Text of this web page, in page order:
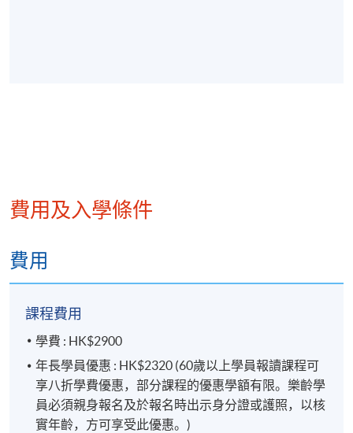
費用及入學條件
費用
課程費用
學費 : HK$2900
年長學員優惠 : HK$2320 (60歲以上學員報讀課程可
享八折學費優惠，部分課程的優惠學額有限。樂齡學
員必須親身報名及於報名時出示身分證或護照，以核
實年齡，方可享受此優惠。)